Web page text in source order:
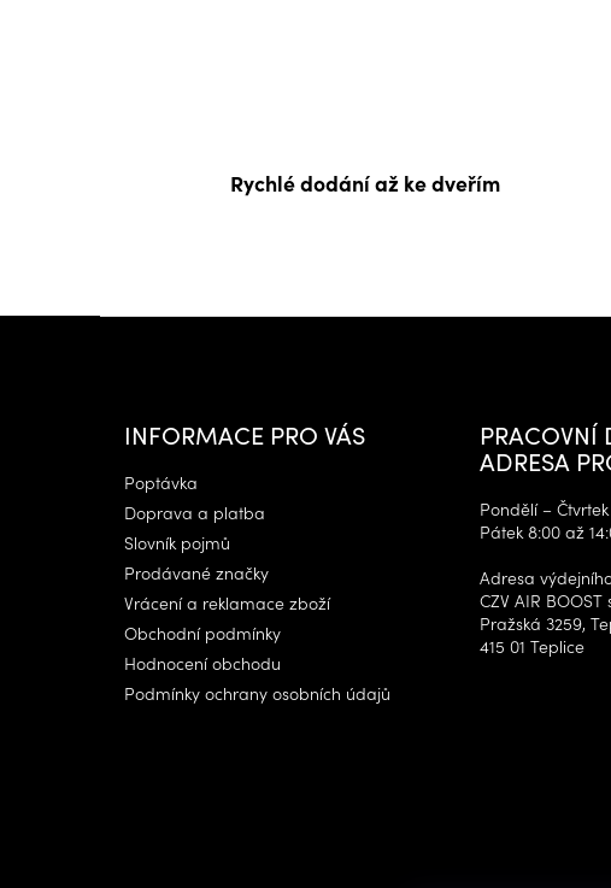
Rychlé dodání až ke dveřím
Z
INFORMACE PRO VÁS
Poptávka
Doprava a platba
Slovník pojmů
Prodávané značky
Vrácení a reklamace zboží
Obchodní podmínky
Hodnocení obchodu
Podmínky ochrany osobních údajů
PRACOVNÍ
ADRESA
Pondělí –
Pátek 8:00 až
Adresa
CZV AIR BOOST
Pražská 3259,
415 01 Teplice